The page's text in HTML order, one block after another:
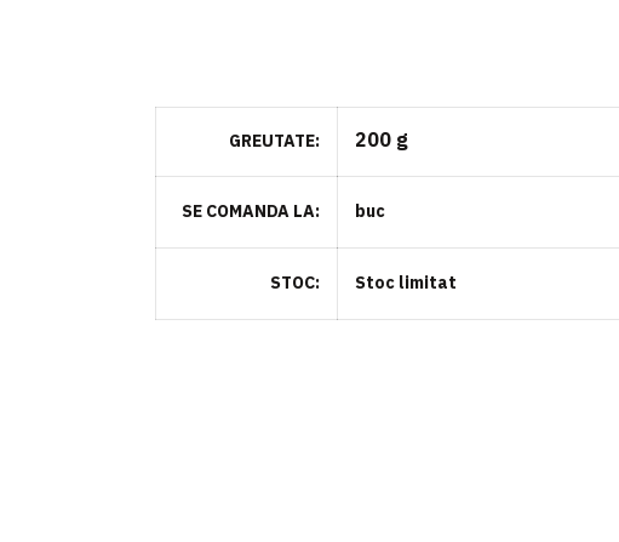
GREUTATE 200 g
SE COMANDA LA buc
STOC Stoc limitat